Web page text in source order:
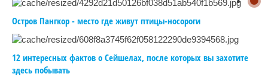
Остров Пангкор - место где живут птицы-носороги
12 интересных фактов о Сейшелах, после которых вы захотите
здесь побывать